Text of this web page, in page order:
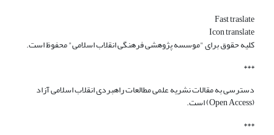
Fast traslate
Icon translate
کلیه حقوق برای "موسسه پژوهشی فرهنگی انقلاب اسلامی" محفوظ است.
***
دسترسی به مقالات نشریه علمی مطالعات راهبردی انقلاب اسلامی آزاد
(Open Access) است.
***